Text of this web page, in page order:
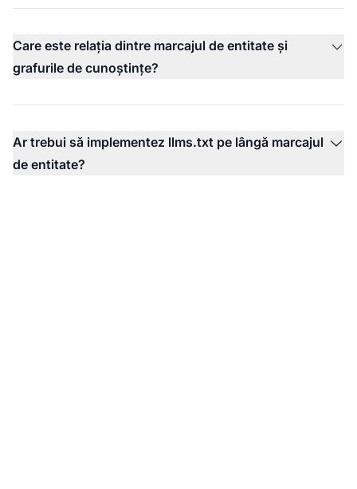
Care este relația dintre marcajul de entitate și
grafurile de cunoștințe?
Ar trebui să implementez llms.txt pe lângă marcajul
de entitate?